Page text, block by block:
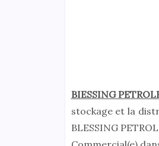
BIESSING
stockage et la
BLESSING